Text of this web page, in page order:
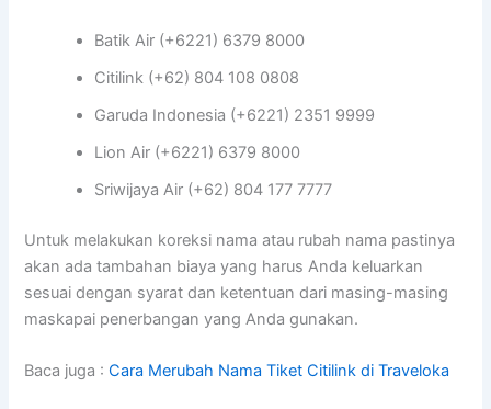
Batik Air (+6221) 6379 8000
Citilink (+62) 804 108 0808
Garuda Indonesia (+6221) 2351 9999
Lion Air (+6221) 6379 8000
Sriwijaya Air (+62) 804 177 7777
Untuk melakukan koreksi nama atau rubah nama pastinya
akan ada tambahan biaya yang harus Anda keluarkan
sesuai dengan syarat dan ketentuan dari masing-masing
maskapai penerbangan yang Anda gunakan.
Baca juga :Cara Merubah Nama Tiket Citilink di Traveloka